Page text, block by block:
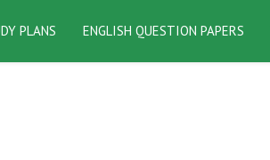
PLANS ENGLISH QUESTION PAPERS